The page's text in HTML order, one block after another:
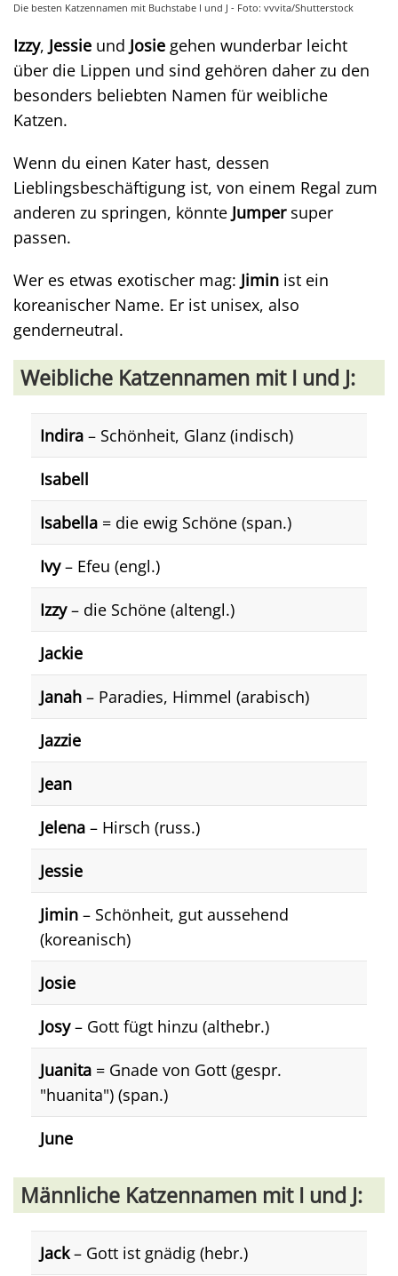
Die besten Katzennamen mit Buchstabe I und J - Foto: vvvita/Shutterstock
Izzy, Jessie und Josie gehen wunderbar leicht
über die Lippen und sind gehören daher zu den
besonders beliebten Namen für weibliche
Katzen.
Wenn du einen Kater hast, dessen
Lieblingsbeschäftigung ist, von einem Regal zum
anderen zu springen, könnte Jumpersuper
passen.
Wer es etwas exotischer mag: Jimin ist ein
koreanischer Name. Er ist unisex, also
genderneutral.
Weibliche Katzennamen mit I und J:
Indira – Schönheit, Glanz (indisch)
Isabell
Isabella = die ewig Schöne (span.)
Ivy– Efeu (engl.)
Izzy– die Schöne (altengl.)
Jackie
Janah – Paradies, Himmel (arabisch)
Jazzie
Jean
Jelena – Hirsch (russ.)
Jessie
Jimin – Schönheit, gut aussehend
(koreanisch)
Josie
Josy– Gott fügt hinzu (althebr.)
Juanita = Gnade von Gott (gespr.
"huanita") (span.)
June
Männliche Katzennamen mit I und J:
Jack– Gott ist gnädig (hebr.)